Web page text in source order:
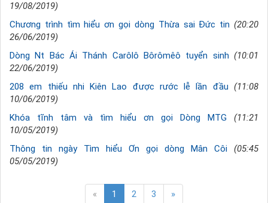
19/08/2019)
Chương trình tìm hiểu ơn gọi dòng Thừa sai Đức tin (20:20
26/06/2019)
Dòng Nt Bác Ái Thánh Carôlô Bôrômêô tuyển sinh (10:01
22/06/2019)
208 em thiếu nhi Kiên Lao được rước lễ lần đầu (11:08
10/06/2019)
Khóa tĩnh tâm và tìm hiểu ơn gọi Dòng MTG
(11:21
10/05/2019)
Thông tin ngày Tìm hiểu Ơn gọi dòng Mân Côi
(05:45
05/05/2019)
« 1 2 3 »